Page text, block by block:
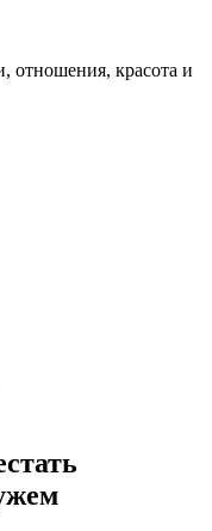
отношения, красота и